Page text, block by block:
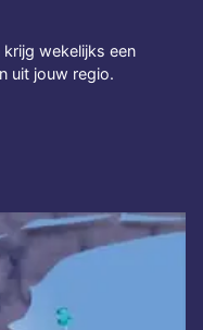
wekelijks een
uit jouw regio.